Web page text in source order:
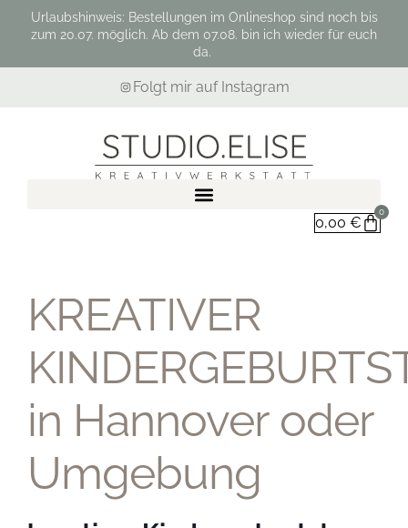
Urlaubshinweis: Bestellungen im Onlineshop sind noch bis
zum 20.07. möglich. Ab dem 07.08. bin ich wieder für euch
da.
Folgt mir auf Instagram
0,00 €
0
KREATIVER
in Hannover oder
Umgebung